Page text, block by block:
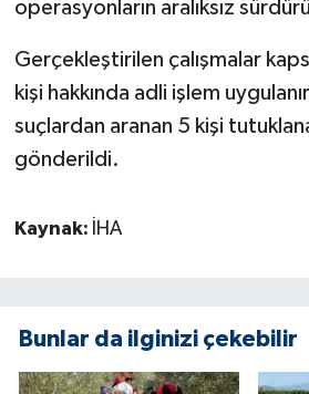
operasyonların aralıksız
Gerçekleştirilen çalışmalar
kişi hakkında adli işlem
suçlardan aranan 5 kişi
gönderildi.
Kaynak: İHA
Bunlar da ilginizi çekebilir